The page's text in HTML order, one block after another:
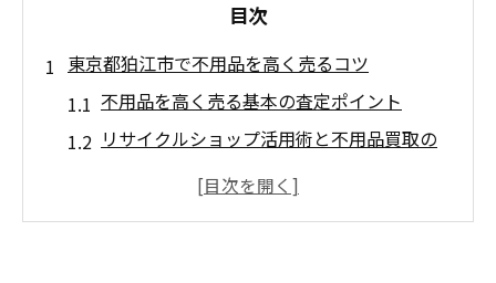
目次
東京都狛江市で不用品を高く売るコツ
不用品を高く売る基本の査定ポイント
リサイクルショップ活用術と不用品買取の